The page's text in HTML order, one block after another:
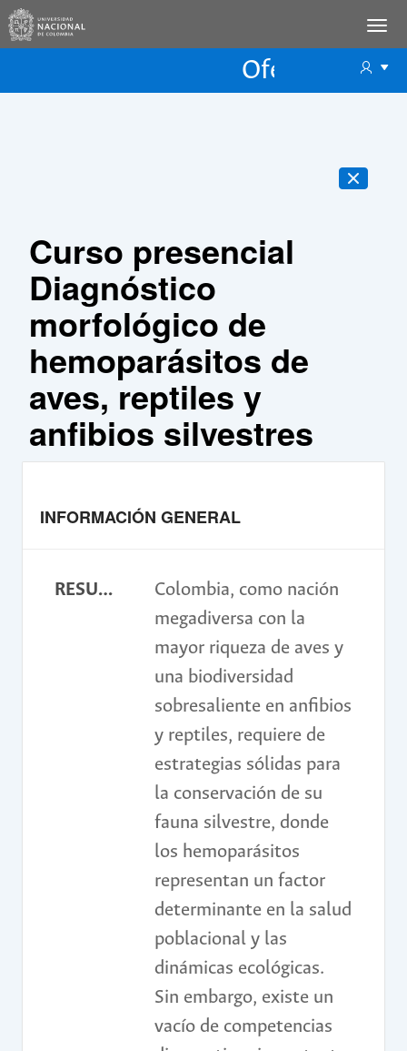
Oferta
Curso presencial
Diagnóstico
morfológico de
hemoparásitos de
aves, reptiles y
anfibios silvestres
INFORMACIÓN GENERAL
RESUMEN
Colombia, como nación
megadiversa con la
mayor riqueza de aves y
una biodiversidad
sobresaliente en anfibios
y reptiles, requiere de
estrategias sólidas para
la conservación de su
fauna silvestre, donde
los hemoparásitos
representan un factor
determinante en la salud
poblacional y las
dinámicas ecológicas.
Sin embargo, existe un
vacío de competencias